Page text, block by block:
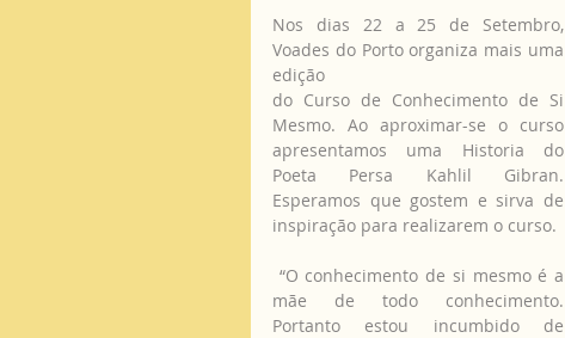
Nos dias 22 a 25 de Setembro,
Voades do Porto organiza mais uma
edição
do Curso de Conhecimento de Si
Mesmo. Ao aproximar-se o curso
apresentamos uma Historia do
Poeta Persa Kahlil Gibran.
Esperamos que gostem e sirva de
inspiração para realizarem o curso.
mãe de todo conhecimento.
Portanto estou incumbido de